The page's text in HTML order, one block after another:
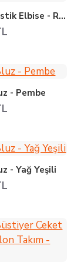
Askılı Bastik Elbise - Renkli
- Pembe
- Yağ Yeşili